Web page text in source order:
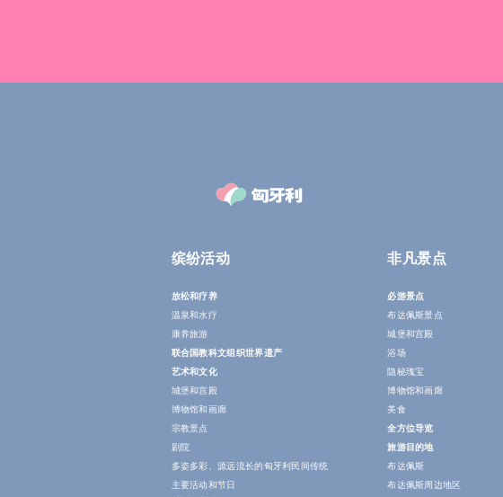
缤纷活动
放松和疗养
温泉和水疗
康养旅游
联合国教科文组织世界遗产
艺术和文化
城堡和宫殿
博物馆和画廊
宗教景点
剧院
多姿多彩、源远流长的匈牙利民间传统
主要活动和节日
非凡景点
必游景点
布达佩斯景点
城堡和宫殿
浴场
隐秘瑰宝
博物馆和画廊
美食
全方位导览
旅游目的地
布达佩斯
布达佩斯周边地区